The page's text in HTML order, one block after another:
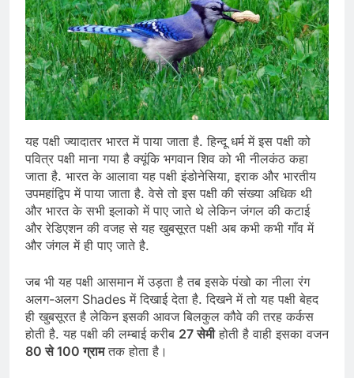
यह पक्षी ज्यादातर भारत में पाया जाता है. हिन्दू धर्म में इस पक्षी को
पवित्र पक्षी माना गया है क्यूंकि भगवान शिव को भी नीलकंठ कहा
जाता है. भारत के आलावा यह पक्षी इंडोनेसिया, इराक और भारतीय
उपमहांद्विप में पाया जाता है. वेसे तो इस पक्षी की संख्या अधिक थी
और भारत के सभी इलाको में पाए जाते थे लेकिन जंगल की कटाई
और रेडिएशन की वजह से यह खुबसूरत पक्षी अब कभी कभी गाँव में
और जंगल में ही पाए जाते है.
जब भी यह पक्षी आसमान में उड़ता है तब इसके पंखो का नीला रंग
अलग-अलग Shades में दिखाई देता है. दिखने में तो यह पक्षी बेहद
ही खुबसूरत है लेकिन इसकी आवज बिलकुल कौवे की तरह कर्कस
होती है. यह पक्षी की लम्बाई करीब 27 सेमीहोती है वाही इसका वजन
80 से 100 ग्रामतक होता है।